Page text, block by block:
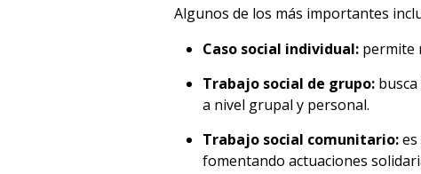
Algunos de los más importantes
Caso social individual: permite
Trabajo social de grupo:
a nivel grupal y personal.
Trabajo social comunitario:
fomentando actuaciones